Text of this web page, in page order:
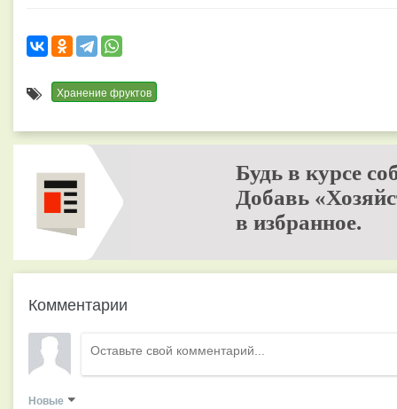
Хранение фруктов
Будь в курсе
Добавь
в избранное.
Комментарии
Новые